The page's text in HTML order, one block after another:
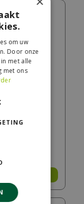
Ace Up-Down
om uw
Door onze
met alle
met ons